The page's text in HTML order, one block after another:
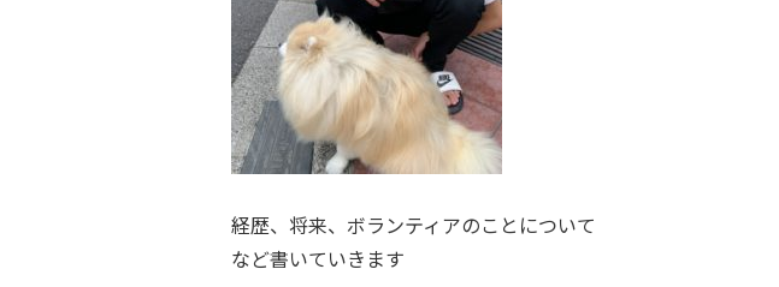
経歴、将来、ボランティアのことについて
など書いていきます